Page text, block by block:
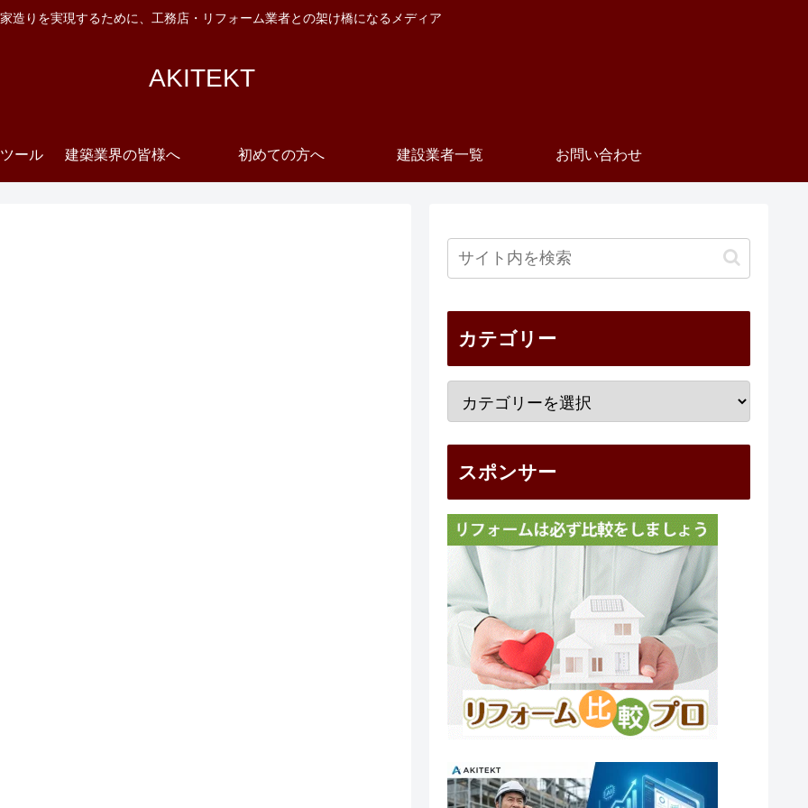
造りを実現するために、工務店・リフォーム業者との架け橋になるメディア
AKITEKT
ール 建築業界の皆様へ 初めての方へ 建設業者一覧 お問い合わせ
カテゴリー
スポンサー